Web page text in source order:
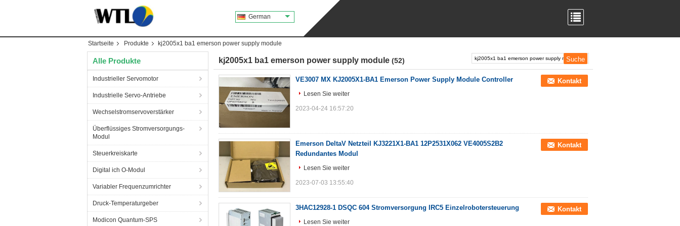
German
Startseite Produkte kj2005x1 ba1 emerson power supply module
Alle Produkte
Industrieller Servomotor
Industrielle Servo-Antriebe
Wechselstromservoverstärker
Überflüssiges Stromversorgungs-
Modul
Steuerkreiskarte
Digital ich O-Modul
Variabler Frequenzumrichter
Druck-Temperaturgeber
Modicon Quantum-SPS
kj2005x1 ba1 emerson power supply module (52)
VE3007 MX KJ2005X1-BA1 Emerson Power Supply Module Controller Kontakt
Lesen Sie weiter
2023-04-24 16:57:20
Emerson DeltaV Netzteil KJ3221X1-BA1 12P2531X062 VE4005S2B2
Redundantes Modul
Kontakt
Lesen Sie weiter
2023-07-03 13:55:40
3HAC12928-1 DSQC 604 Stromversorgung IRC5 Einzelrobotersteuerung Kontakt
Lesen Sie weiter